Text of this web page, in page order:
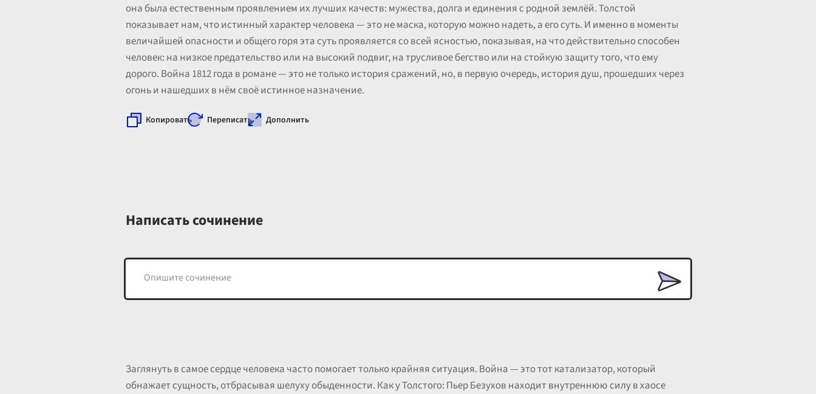
она была естественным проявлением их лучших качеств: мужества, долга и единения с родной землёй. Толстой
показывает нам, что истинный характер человека — это не маска, которую можно надеть, а его суть. И именно в моменты
величайшей опасности и общего горя эта суть проявляется со всей ясностью, показывая, на что действительно способен
человек: на низкое предательство или на высокий подвиг, на трусливое бегство или на стойкую защиту того, что ему
дорого. Война 1812 года в романе — это не только история сражений, но, в первую очередь, история душ, прошедших через
огонь и нашедших в нём своё истинное назначение.
Копировать Переписать Дополнить
Написать сочинение
Заглянуть в самое сердце человека часто помогает только крайняя ситуация. Война — это тот катализатор, который
обнажает сущность, отбрасывая шелуху обыденности. Как у Толстого: Пьер Безухов находит внутреннюю силу в хаосе